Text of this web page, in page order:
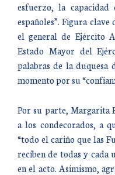
esfuerzo, la
españoles”. Figura
el general de Ejército
Estado Mayor del
palabras de la duquesa
momento por su
Por su parte, Margarita
a los condecorados, a
“todo el cariño que las
reciben de todas y cada
en el acto. Asimismo,